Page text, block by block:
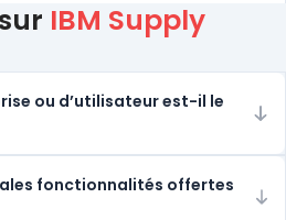
IBM Supply
ou d’utilisateur est-il le
fonctionnalités offertes